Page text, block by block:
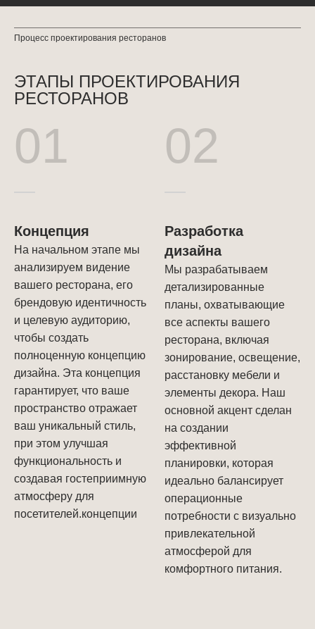
Процесс проектирования ресторанов
ЭТАПЫ ПРОЕКТИРОВАНИЯ
РЕСТОРАНОВ
01
Концепция
На начальном этапе мы
анализируем видение
вашего ресторана, его
брендовую идентичность
и целевую аудиторию,
чтобы создать
полноценную концепцию
дизайна. Эта концепция
гарантирует, что ваше
пространство отражает
ваш уникальный стиль,
при этом улучшая
функциональность и
создавая гостеприимную
атмосферу для
посетителей.концепции
02
Разработка
дизайна
Мы разрабатываем
детализированные
планы, охватывающие
все аспекты вашего
ресторана, включая
зонирование, освещение,
расстановку мебели и
элементы декора. Наш
основной акцент сделан
на создании
эффективной
планировки, которая
идеально балансирует
операционные
потребности с визуально
привлекательной
атмосферой для
комфортного питания.